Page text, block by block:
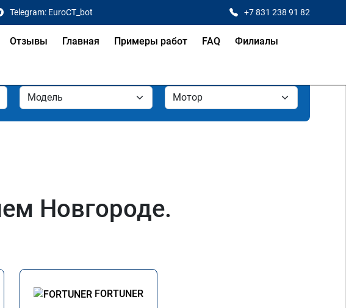
Telegram: EuroCT_bot +7 831 238 91 82
Отзывы Главная Примеры работ FAQ Филиалы
Новгороде.
FORTUNER